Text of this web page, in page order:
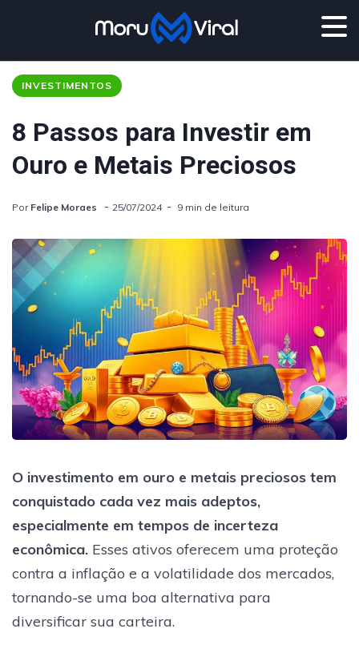
INVESTIMENTOS
8 Passos para Investir em
Ouro e Metais Preciosos
Por Felipe Moraes 25/07/2024 9 min de leitura
O investimento em ouro e metais preciosos tem
conquistado cada vez mais adeptos,
especialmente em tempos de incerteza
econômica. Esses ativos oferecem uma proteção
contra a inflação e a volatilidade dos mercados,
tornando-se uma boa alternativa para
diversificar sua carteira.